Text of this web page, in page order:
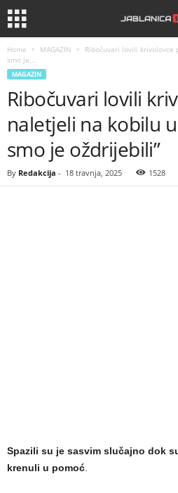
Home MAGAZIN
Ribočuvari lovili
smo je...
MAGAZIN
Ribočuvari lovili
naletjeli na kobilu
smo je oždrijebili”
By Redakcija - 18 travnja, 2025 1528
Spazili su je sasvim slučajno dok
krenuli u pomoć